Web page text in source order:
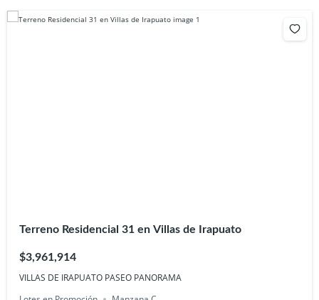
Terreno Residencial 31 en Villas de Irapuato
$3,961,914
VILLAS DE IRAPUATO PASEO PANORAMA